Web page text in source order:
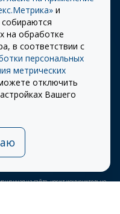
© 2026 «СТОУН-XXI»
Разработка сайта –
ITECH
на сайте, носит исключительно
и
на обработке
в соответствии с
персональных
метрических
отключить
Вашего